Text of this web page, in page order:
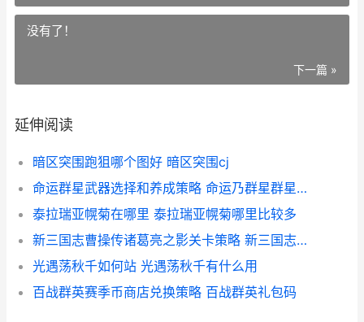
没有了！
下一篇 »
延伸阅读
暗区突围跑狙哪个图好 暗区突围cj
命运群星武器选择和养成策略 命运乃群星群星之数的宝箱
泰拉瑞亚幌菊在哪里 泰拉瑞亚幌菊哪里比较多
新三国志曹操传诸葛亮之影关卡策略 新三国志曹操传幸运转盘
光遇荡秋千如何站 光遇荡秋千有什么用
百战群英赛季币商店兑换策略 百战群英礼包码